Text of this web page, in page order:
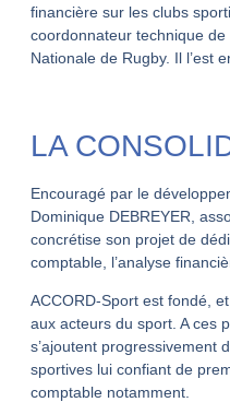
financière sur les clubs
coordonnateur technique de
Nationale de Rugby. Il l’est
LA
Encouragé par le
Dominique DEBREYER,
concrétise son projet de
comptable, l’analyse
ACCORD-Sport est fondé,
aux acteurs du sport. A ces
s’ajoutent progressivement
sportives lui confiant de
comptable notamment.